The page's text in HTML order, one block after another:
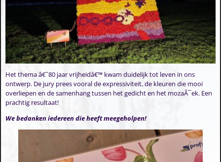
Het thema â€˜80 jaar vrijheidâ€™ kwam duidelijk tot leven in ons
ontwerp. De jury prees vooral de expressiviteit, de kleuren die mooi
overliepen en de samenhang tussen het gedicht en het mozaÃ¯ek. Een
prachtig resultaat!
We bedanken iedereen die heeft meegeholpen!